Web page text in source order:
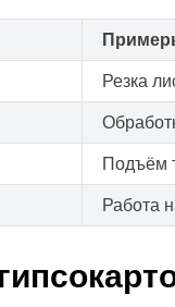
Резка
Подъём
Работа